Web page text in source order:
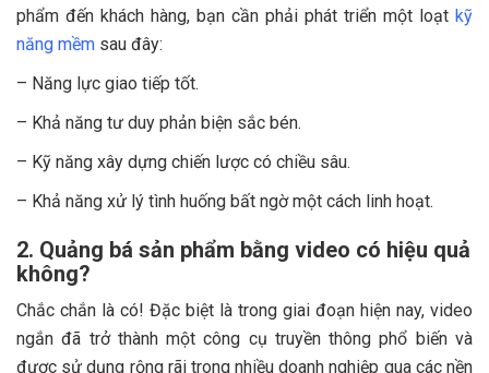
phẩm đến khách hàng, bạn cần phải phát triển một loạt kỹ
năng mềm sau đây:
– Năng lực giao tiếp tốt.
– Khả năng tư duy phản biện sắc bén.
– Kỹ năng xây dựng chiến lược có chiều sâu.
– Khả năng xử lý tình huống bất ngờ một cách linh hoạt.
2. Quảng bá sản phẩm bằng video có hiệu quả
không?
Chắc chắn là có! Đặc biệt là trong giai đoạn hiện nay, video
ngắn đã trở thành một công cụ truyền thông phổ biến và
được sử dụng rộng rãi trong nhiều doanh nghiệp qua các nền